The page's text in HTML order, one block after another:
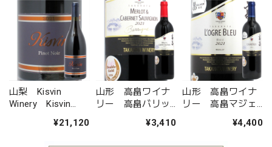
山梨 Kisvin
Winery Kisvin
¥21,120
山形 高畠ワイナ
リー 高畠バリッ
ベルネ・ソーヴィ
¥3,410
山形 高畠ワイナ
リー 高畠マジェ
グル・ブルー 青お
¥4,400